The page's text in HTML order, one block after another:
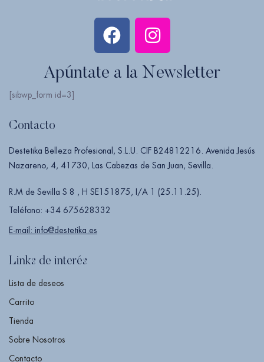
Apúntate a la Newsletter
[sibwp_form id=3]
Contacto
Destetika Belleza Profesional, S.L.U. CIF B24812216. Avenida Jesús
Nazareno, 4, 41730, Las Cabezas de San Juan, Sevilla.
R.M de Sevilla S 8 , H SE151875, I/A 1 (25.11.25).
Teléfono: +34 675628332
E-mail: info@destetika.es
Links de interés
Lista de deseos
Carrito
Tienda
Sobre Nosotros
Contacto